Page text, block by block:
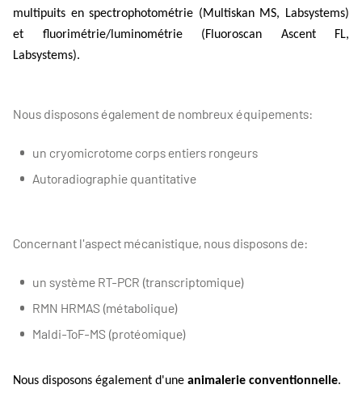
multipuits en spectrophotométrie (MultiskanMS, Labsystems)
et fluorimétrie/luminométrie(Fluoroscan AscentFL,
Labsystems).
Nous disposons également de nombreux équipements:
un cryomicrotome corps entiers rongeurs
Autoradiographie quantitative
Concernant l'aspect mécanistique, nous disposons de:
un système RT-PCR (transcriptomique)
RMN HRMAS (métabolique)
Maldi-ToF-MS (protéomique)
Nous disposons également d'une animalerie conventionnelle.